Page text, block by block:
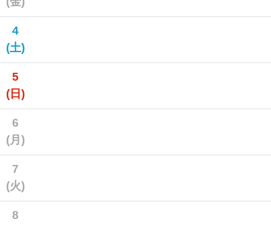
4
(土)
5
(日)
6
(月)
7
(火)
8